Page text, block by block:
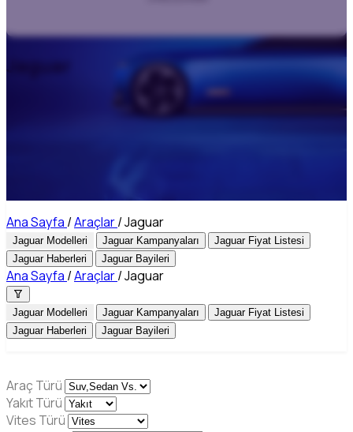
Jaguar
Ana Sayfa /Araçlar/Jaguar
Jaguar Modelleri Jaguar Kampanyaları
Jaguar Fiyat Listesi
Jaguar Haberleri
Jaguar Bayileri
Ana Sayfa /Araçlar/Jaguar
Jaguar Modelleri Jaguar Kampanyaları
Jaguar Fiyat Listesi
Jaguar Haberleri
Jaguar Bayileri
Araç Türü
Yakıt Türü
Vites Türü